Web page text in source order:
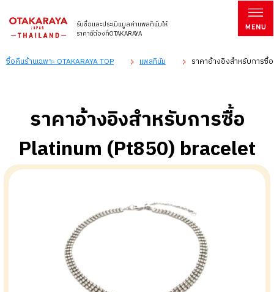
รับซื้อและประเมินมูลค่าแพลทินัมให้
ราคาดีต้องที่OTAKARAYA
ซื้อคืนร้านเฉพาะ OTAKARAYA TOP แพลทินัม ราคาอ้างอิงสำหรับการซื้
ราคาอ้างอิงสำหรับการซื้อ
Platinum (Pt850) bracelet